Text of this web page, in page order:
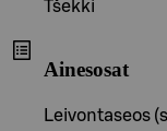
Tšekki
Ainesosat
Leivontaseos